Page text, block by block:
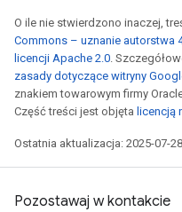
O ile nie stwierdzono inaczej,
Commons – uznanie autorstwa
licencji Apache 2.0.
zasady dotyczące witryny
znakiem towarowym firmy
Część treści jest objęta licencją
Ostatnia aktualizacja: 2025-07-
Pozostawaj w kontakcie